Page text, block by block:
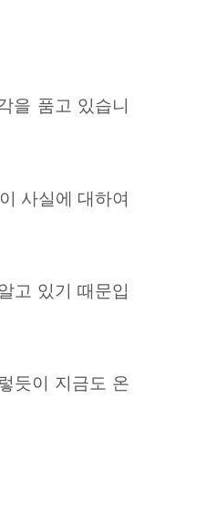
을 품고 있습니
사실에 대하여
고 있기 때문입
듯이 지금도 온